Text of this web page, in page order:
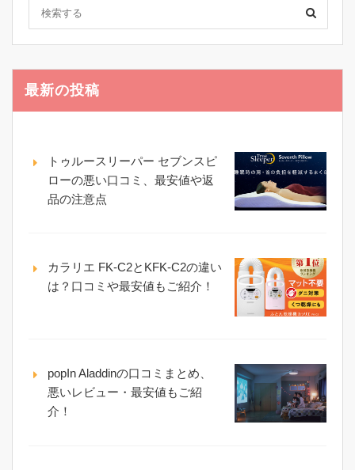
最新の投稿
トゥルースリーパー セブンスピ
ローの悪い口コミ、最安値や返
品の注意点
カラリエ FK-C2とKFK-C2の違い
は？口コミや最安値もご紹介！
popIn Aladdinの口コミまとめ、
悪いレビュー・最安値もご紹
介！